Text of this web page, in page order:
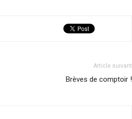
Article suivant
Brèves de comptoir !